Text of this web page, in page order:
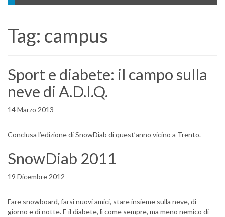
Tag: campus
Sport e diabete: il campo sulla
neve di A.D.I.Q.
14 Marzo 2013
Conclusa l’edizione di SnowDiab di quest’anno vicino a Trento.
SnowDiab 2011
19 Dicembre 2012
Fare snowboard, farsi nuovi amici, stare insieme sulla neve, di
giorno e di notte. E il diabete, lì come sempre, ma meno nemico di